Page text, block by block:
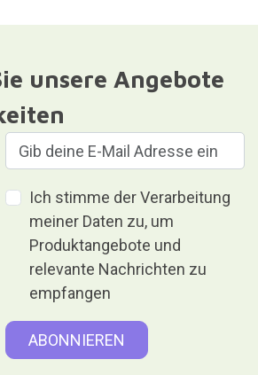
unsere Angebote
Ich stimme der Verarbeitung
meiner Daten zu, um
Produktangebote und
relevante Nachrichten zu
empfangen